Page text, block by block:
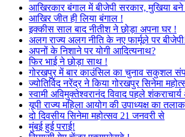
आखिरकार बंगाल में बीजेपी सरकार, मुखिया बने
आखिर जीत ही लिया बंगाल !
इक्कीस साल बाद नीतीश ने छोड़ा अपना घर !
अलग राज्य अलग नीति के नए फार्मूले पर
अपनों के निशाने पर योगी आदित्यनाथ?
फिर भाई ने छोड़ा साथ !
गोरखपुर में बार काउंसिल का चुनाव सकुशल
ज्योतिर्विद नरेंद्र ने किया गोरखपुर सिनेमा
स्वामी अविमुक्तेश्वरानंद विवाद पहले
यूपी राज्य महिला आयोग की उपाध्यक्ष का
दो दिवसीय सिनेमा महोत्सव 21 जनवरी से
मुंबई हुई पराई!